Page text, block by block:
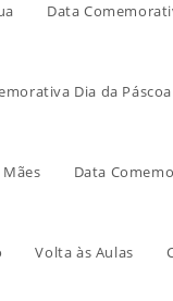
Data
Dia da Páscoa
Data
Volta às Aulas